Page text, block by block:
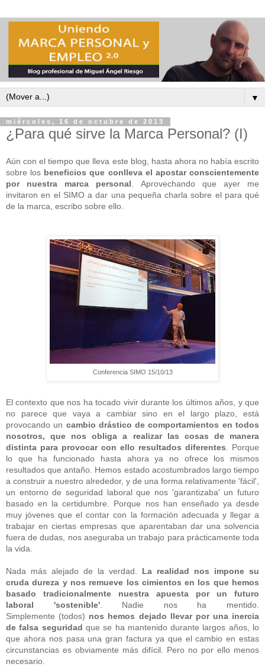
▼
miércoles, 16 de octubre de 2013
¿Para qué sirve la Marca Personal? (I)
Aún con el tiempo que lleva este blog, hasta ahora no había escrito
sobre los beneficios que conlleva el apostar conscientemente
por nuestra marca personal. Aprovechando que ayer me
invitaron en el SIMO a dar una pequeña charla sobre el para qué
de la marca, escribo sobre ello.
Conferencia SIMO 15/10/13
El contexto que nos ha tocado vivir durante los últimos años, y que
no parece que vaya a cambiar sino en el largo plazo, está
provocando un cambio drástico de comportamientos en todos
nosotros, que nos obliga a realizar las cosas de manera
distinta para provocar con ello resultados diferentes. Porque
lo que ha funcionado hasta ahora ya no ofrece los mismos
resultados que antaño. Hemos estado acostumbrados largo tiempo
a construir a nuestro alrededor, y de una forma relativamente 'fácil',
un entorno de seguridad laboral que nos 'garantizaba' un futuro
basado en la certidumbre. Porque nos han enseñado ya desde
muy jóvenes que el contar con la formación adecuada y llegar a
trabajar en ciertas empresas que aparentaban dar una solvencia
fuera de dudas, nos aseguraba un trabajo para prácticamente toda
la vida.
Nada más alejado de la verdad. La realidad nos impone su
cruda dureza y nos remueve los cimientos en los que hemos
basado tradicionalmente nuestra apuesta por un futuro
laboral 'sostenible'. Nadie nos ha mentido.
Simplemente (todos) nos hemos dejado llevar por una inercia
de falsa seguridad que se ha mantenido durante largos años, lo
que ahora nos pasa una gran factura ya que el cambio en estas
circunstancias es obviamente más difícil. Pero no por ello menos
necesario.